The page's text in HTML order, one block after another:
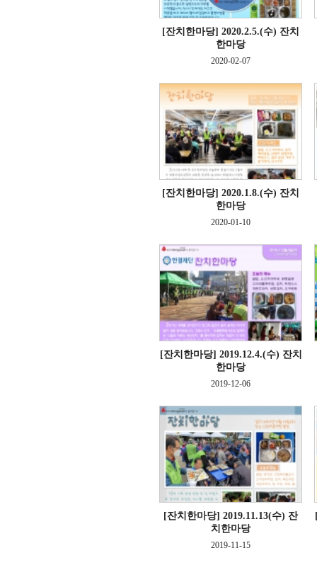
[잔치한마당] 2020.2.5.(수) 잔치
한마당
2020-02-07
[잔치한마당] 2020.1.8.(수) 잔치
한마당
2020-01-10
[잔치한마당] 2019.12.4.(수) 잔치
한마당
2019-12-06
[잔치한마당] 2019.11.13(수) 잔
치한마당
2019-11-15